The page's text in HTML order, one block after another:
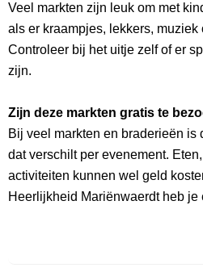
Veel markten zijn leuk om met
als er kraampjes, lekkers, muziek
Controleer bij het uitje zelf of er
zijn.
Zijn deze markten gratis te
Bij veel markten en braderieën is
dat verschilt per evenement.
activiteiten kunnen wel geld
Heerlijkheid Mariënwaerdt heb